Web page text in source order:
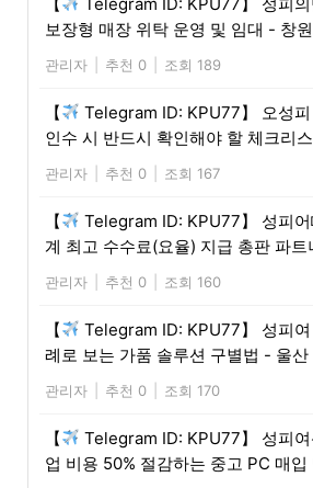
보장형 매장 위탁 운영 및 임대 - 창원
관리자 추천 0 조회 189
【
Telegram ID: KPU77】 오성
인수 시 반드시 확인해야 할 체크리
관리자 추천 0 조회 167
【
Telegram ID: KPU77】 성피
계 최고 수수료(요율) 지급 총판 파
관리자 추천 0 조회 160
【
Telegram ID: KPU77】 성피
례로 보는 가품 솔루션 구별법 - 울산
관리자 추천 0 조회 170
【
Telegram ID: KPU77】 성피
업 비용 50% 절감하는 중고 PC 매